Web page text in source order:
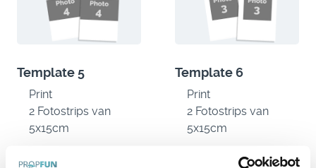
Template 5
Print
2 Fotostrips van
5x15cm
BEKIJK DE DESIGNS
Template 6
Print
2 Fotostrips van
5x15cm
BEKIJK DE DESIGNS